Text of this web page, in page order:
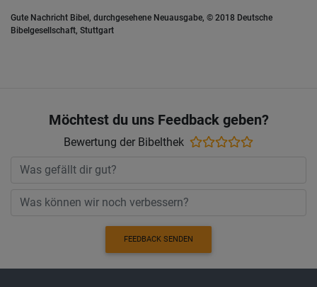
Gute Nachricht Bibel, durchgesehene Neuausgabe, © 2018 Deutsche
Bibelgesellschaft, Stuttgart
Möchtest du uns Feedback geben?
Bewertung der Bibelthek
FEEDBACK SENDEN